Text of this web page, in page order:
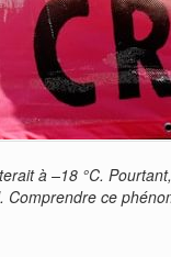
à –18 °C.
Comprendre ce